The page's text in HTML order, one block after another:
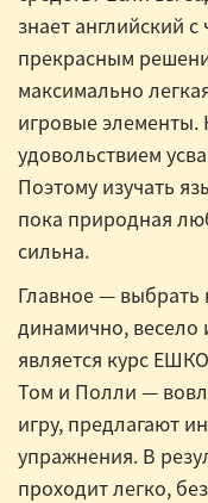
знает английский с
прекрасным
максимально
игровые элементы.
удовольствием
Поэтому изучать
пока природная
сильна.
Главное — выбрать
динамично, весело
является курс
Том и Полли —
игру, предлагают
упражнения. В
проходит легко,